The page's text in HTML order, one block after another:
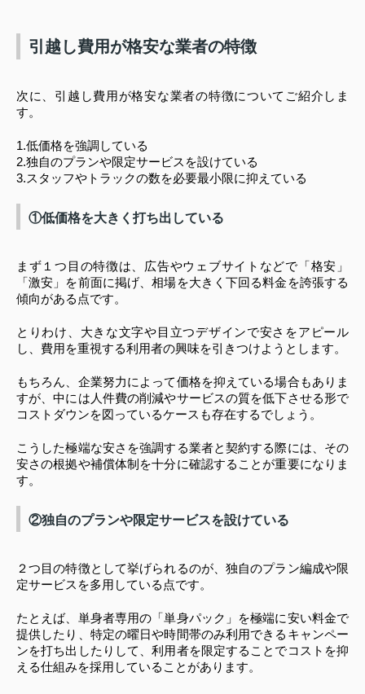
引越し費用が格安な業者の特徴
次に、引越し費用が格安な業者の特徴についてご紹介しま
す。
1.低価格を強調している
2.独自のプランや限定サービスを設けている
3.スタッフやトラックの数を必要最小限に抑えている
①低価格を大きく打ち出している
まず１つ目の特徴は、広告やウェブサイトなどで「格安」
「激安」を前面に掲げ、相場を大きく下回る料金を誇張する
傾向がある点です。
とりわけ、大きな文字や目立つデザインで安さをアピール
し、費用を重視する利用者の興味を引きつけようとします。
もちろん、企業努力によって価格を抑えている場合もありま
すが、中には人件費の削減やサービスの質を低下させる形で
コストダウンを図っているケースも存在するでしょう。
こうした極端な安さを強調する業者と契約する際には、その
安さの根拠や補償体制を十分に確認することが重要になりま
す。
②独自のプランや限定サービスを設けている
２つ目の特徴として挙げられるのが、独自のプラン編成や限
定サービスを多用している点です。
たとえば、単身者専用の「単身パック」を極端に安い料金で
提供したり、特定の曜日や時間帯のみ利用できるキャンペー
ンを打ち出したりして、利用者を限定することでコストを抑
える仕組みを採用していることがあります。